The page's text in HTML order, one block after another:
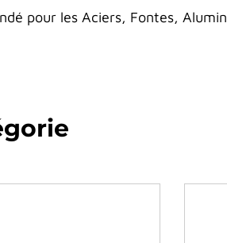
pour les Aciers, Fontes,